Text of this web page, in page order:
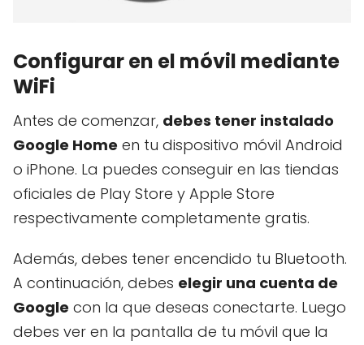
Configurar en el móvil mediante
WiFi
Antes de comenzar, debes tener instalado
Google Home en tu dispositivo móvil Android
o iPhone. La puedes conseguir en las tiendas
oficiales de Play Store y Apple Store
respectivamente completamente gratis.
Además, debes tener encendido tu Bluetooth.
A continuación, debes elegir una cuenta de
Google con la que deseas conectarte. Luego
debes ver en la pantalla de tu móvil que la